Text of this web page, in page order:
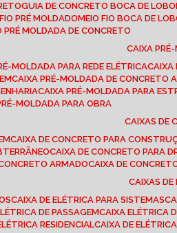
GUIA DE CONCRETO BOCA DE LOBO
FIO PRÉ MOLDADO MEIO FIO BOCA DE
PRÉ MOLDADA DE CONCRETO
CAIXA
MOLDADA PARA REDE ELÉTRICA
CAIXA PRÉ-MOLDADA DE CONCRETO
CAIXA PRÉ-MOLDADA PARA
MOLDADA PARA OBRA
CAIXAS DE
CAIXA DE CONCRETO PARA
CAIXA DE CONCRETO PARA
CONCRETO ARMADO CAIXA DE
CAIXAS
CAIXA DE ELÉTRICA PARA SISTEMAS
DE PASSAGEM CAIXA ELÉTRICA
RESIDENCIAL CAIXA DE ELÉTRICA